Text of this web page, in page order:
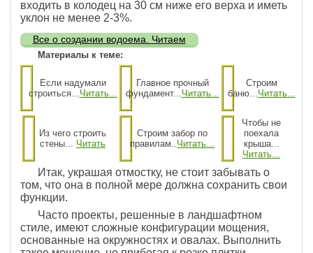
входить в колодец на 30 см ниже его верха и иметь
уклон не менее 2-3%.
Все о создании водоема. Читаем
Материалы к теме:
Если надумали
строиться... Читать...
Главное прочный
фундамент... Читать...
Строим
баню... Читать...
Из чего строить
стены... Читать
Строим забор по
правилам.. Читать...
Чтобы не
поехала
крыша...
Читать...
Итак, украшая отмостку, не стоит забывать о
том, что она в полной мере должна сохранить свои
функции.
Часто проекты, решенные в ландшафтном
стиле, имеют сложные конфигурации мощения,
основанные на окружностях и овалах. Выполнить